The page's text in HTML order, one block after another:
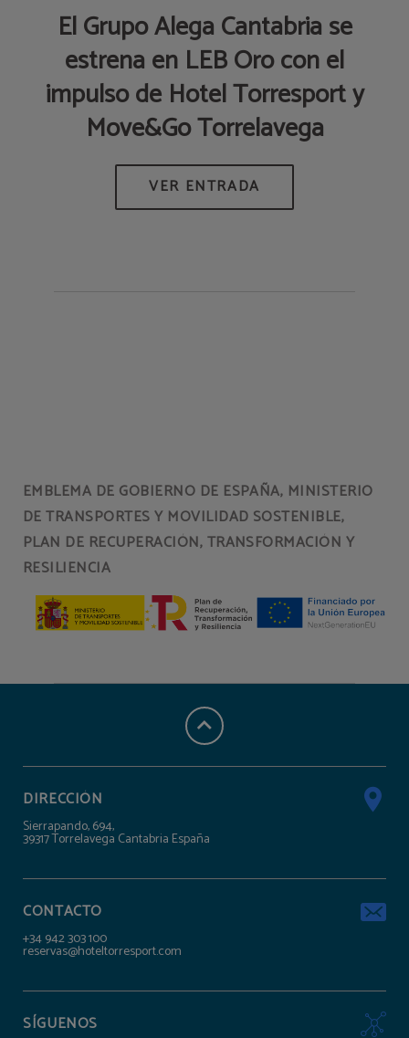
El Grupo Alega Cantabria se
estrena en LEB Oro con el
impulso de Hotel Torresport y
Move&Go Torrelavega
EMBLEMA DE GOBIERNO DE ESPAÑA, MINISTERIO
DE TRANSPORTES Y MOVILIDAD SOSTENIBLE,
PLAN DE RECUPERACIÓN, TRANSFORMACIÓN Y
RESILIENCIA
DIRECCIÓN
Sierrapando, 694,
39317 Torrelavega Cantabria España
CONTACTO
+34 942 303 100
reservas@hoteltorresport.com
SÍGUENOS